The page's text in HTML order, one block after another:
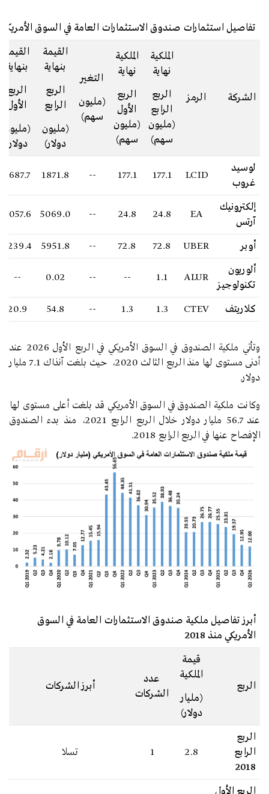
تفاصيل استثمارات صندوق الاستثمارات العامة في السوق الأمريكي
الشركة الرمز
الملكية
نهاية
الربع
الرابع
(مليون
سهم)
الملكية
نهاية
الربع
الأول
(مليون
سهم)
التغير
(مليون
سهم)
القيمة
بنهاية
الربع
الرابع
(مليون
دولار)
القيمة
بنهاية
الربع
الأول
(مليون
دولار)
لوسيد
غروب
LCID
177.1
177.1
--
1871.8
1687.7
إلكترونيك
آرتس
EA
24.8
24.8
--
5069.0
5057.6
أوبر UBER
72.8
72.8
--
5951.8
5239.4
ألوريون
تكنولوجيز
ALUR
1.1
--
--
0.02
--
كلاريتف CTEV
1.3
1.3
--
54.8
20.9
وتأتي ملكية الصندوق في السوق الأمريكي في الربع الأول 2026 عند
أدنى مستوى لها منذ الربع الثالث 2020، حيث بلغت آنذاك 7.1 مليار
دولار.
وكانت ملكية الصندوق في السوق الأمريكي قد بلغت أعلى مستوى لها
عند 56.7 مليار دولار خلال الربع الرابع 2021، منذ بدء الصندوق
الإفصاح عنها في الربع الرابع 2018.
أبرز تفاصيل ملكية صندوق الاستثمارات العامة في السوق
الأمريكي منذ 2018
الربع
قيمة
الملكية
(مليار
دولار)
عدد
الشركات
أبرز الشركات
الربع
الرابع
2018
2.8
1 تسلا
الربع الأول